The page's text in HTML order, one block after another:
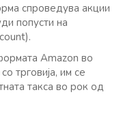
спроведува акции
попусти на
Amazon во
трговија, им се
такса во рок од